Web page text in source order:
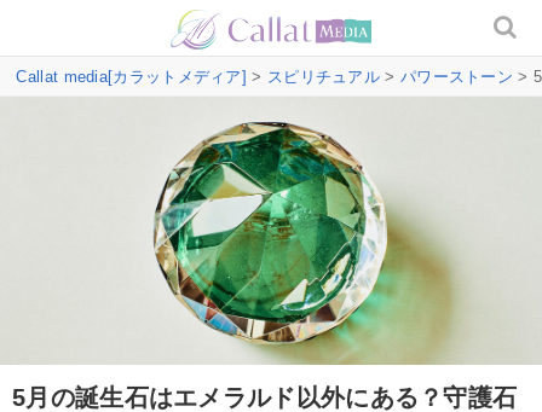
Callat media[カラットメディア] > スピリチュアル > パワーストーン >
5月の誕生石はエメラルド以外にある？守護石